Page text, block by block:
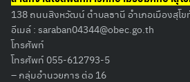
138 ถนนสิงหวัฒน์ ตำบลธานี อำเภอเมืองสุโข
อีเมล์ : saraban04344@obec.go.th
โทรศัพท์
โทรศัพท์ 055-612793-5
– กลุ่มอำนวยการ ต่อ 16